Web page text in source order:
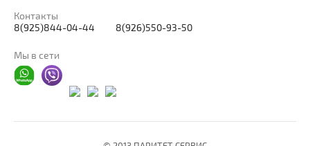
Контакты
8(925)844-04-44
8(926)550-93-50
Мы в сети